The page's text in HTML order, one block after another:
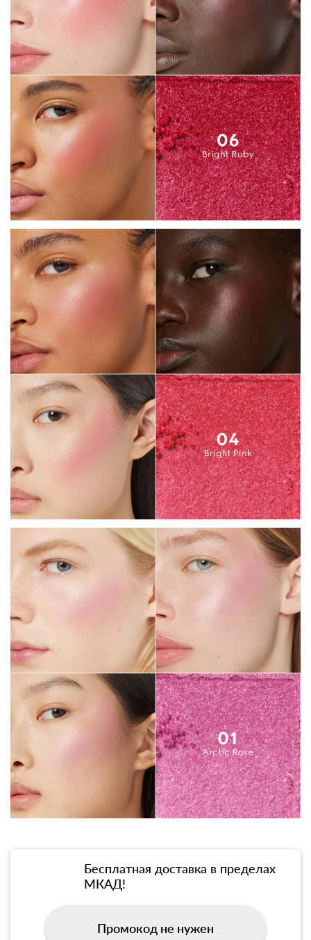
Бесплатная доставка в пределах
МКАД!
Промокод не нужен